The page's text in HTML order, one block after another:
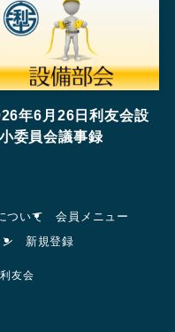
年6月26日利友会設
委員会議事録
ついて
会員メニュー
新規登録
友会